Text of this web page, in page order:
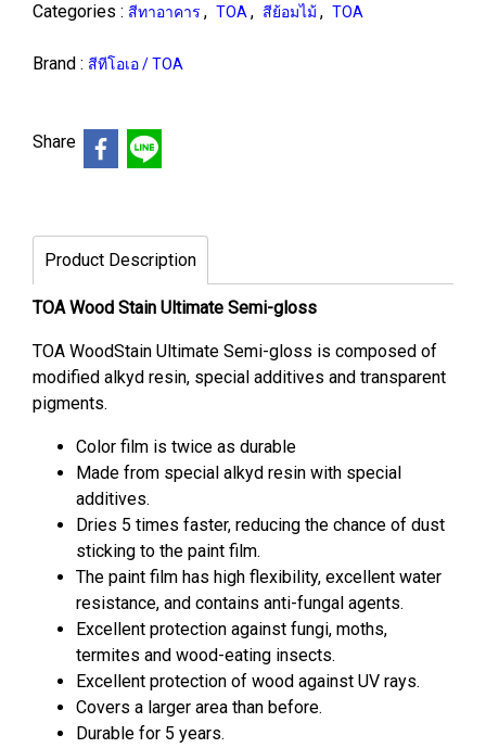
Categories : สีทาอาคาร , TOA , สีย้อมไม้ , TOA
Brand : สีทีโอเอ / TOA
Share
Product Description
TOA Wood Stain Ultimate Semi-gloss
TOA WoodStain Ultimate Semi-gloss is composed of
modified alkyd resin, special additives and transparent
pigments.
Color film is twice as durable
Made from special alkyd resin with special
additives.
Dries 5 times faster, reducing the chance of dust
sticking to the paint film.
The paint film has high flexibility, excellent water
resistance, and contains anti-fungal agents.
Excellent protection against fungi, moths,
termites and wood-eating insects.
Excellent protection of wood against UV rays.
Covers a larger area than before.
Durable for 5 years.